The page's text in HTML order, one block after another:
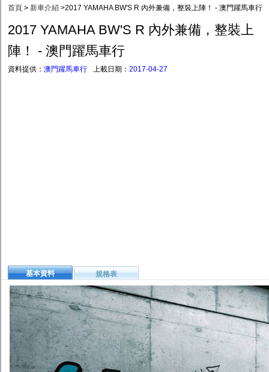
首頁 > 新車介紹 >2017 YAMAHA BW'S R 內外兼備，整裝上陣！ - 澳門躍馬車行
2017 YAMAHA BW'S R 內外兼備，整裝上
陣！ - 澳門躍馬車行
資料提供： 澳門躍馬車行 上載日期： 2017-04-27
基本資料 規格表